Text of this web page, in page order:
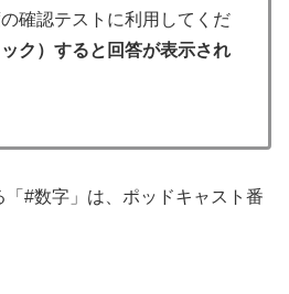
確認テストに利用してくだ
ク）すると回答が表示され
#数字」は、ポッドキャスト番